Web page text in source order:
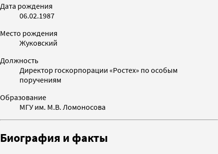
Дата рождения
06.02.1987
Место рождения
Жуковский
Должность
Директор госкорпорации «Ростех» по особым
поручениям
Образование
МГУ им. М.В. Ломоносова
Биография и факты